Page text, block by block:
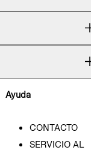
Ayuda
CONTACTO
SERVICIO AL